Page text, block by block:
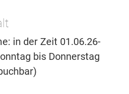
in der Zeit 01.06.26-
bis Donnerstag